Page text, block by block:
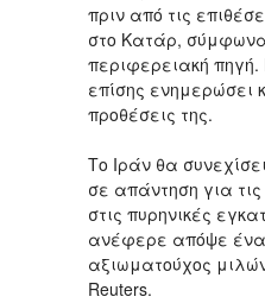
πριν από τις
στο Κατάρ,
περιφερειακή
επίσης ενημερώσει
προθέσεις της.
Το Ιράν θα
σε απάντηση για
στις πυρηνικές
ανέφερε απόψε
αξιωματούχος
Reuters.